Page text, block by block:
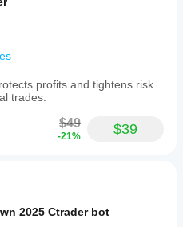
profits and tightens risk
trades.
$49
-21% $39
2025 Ctrader bot